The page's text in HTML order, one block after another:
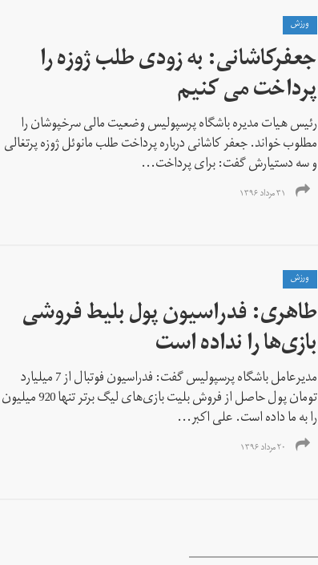
ورزش
جعفرکاشانی: به زودی طلب ژوزه را
پرداخت می کنیم
رئیس هیات مدیره باشگاه پرسپولیس وضعیت مالی سرخپوشان را
مطلوب خواند. جعفر کاشانی درباره پرداخت طلب مانوئل ژوزه پرتغالی
و سه دستیارش گفت: برای پرداخت...
۳۱ مرداد ۱۳۹۶
ورزش
طاهری: فدراسیون پول بلیط فروشی
بازی‌ها را نداده است
مدیرعامل باشگاه پرسپولیس گفت: فدراسیون فوتبال از 7 میلیارد
تومان پول حاصل از فروش بلیت بازی‌های لیگ برتر تنها 920 میلیون
را به ما داده است. علی اکبر...
۲۰ مرداد ۱۳۹۶